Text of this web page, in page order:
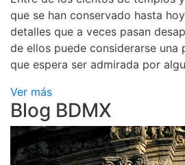
que se han conservado hasta
detalles que a veces pasan
de ellos puede considerarse una
que espera ser admirada por
Ver más
Blog BDMX